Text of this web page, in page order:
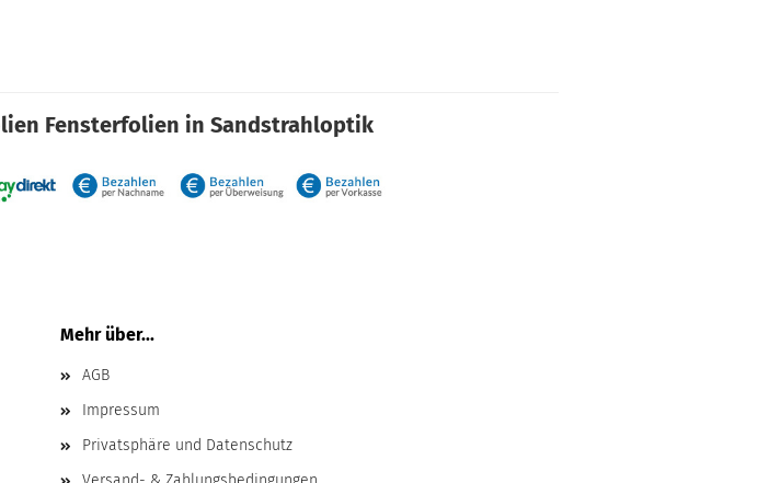
Fensterfolien in Sandstrahloptik
Mehr über...
AGB
Impressum
Privatsphäre und Datenschutz